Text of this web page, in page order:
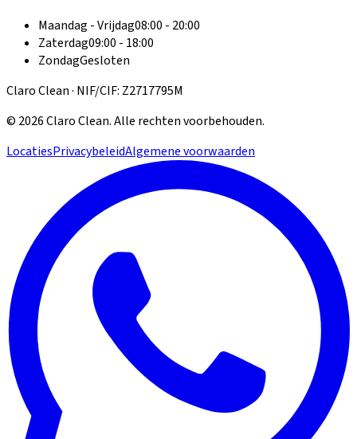
Maandag - Vrijdag08:00 - 20:00
Zaterdag09:00 - 18:00
ZondagGesloten
Claro Clean · NIF/CIF: Z2717795M
© 2026Claro Clean.Alle rechten voorbehouden.
LocatiesPrivacybeleidAlgemene voorwaarden